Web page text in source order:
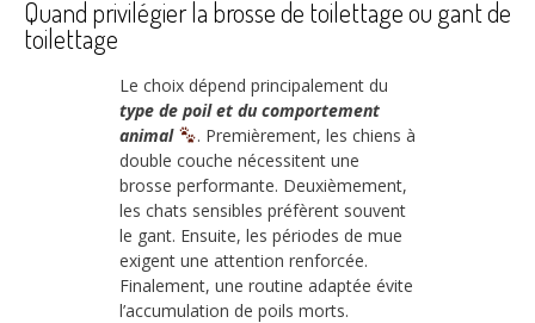
Quand privilégier la brosse de toilettage ou gant de
toilettage
Le choix dépend principalement du
type de poil et du comportement
animal
. Premièrement, les chiens à
double couche nécessitent une
brosse performante. Deuxièmement,
les chats sensibles préfèrent souvent
le gant. Ensuite, les périodes de mue
exigent une attention renforcée.
Finalement, une routine adaptée évite
l’accumulation de poils morts.